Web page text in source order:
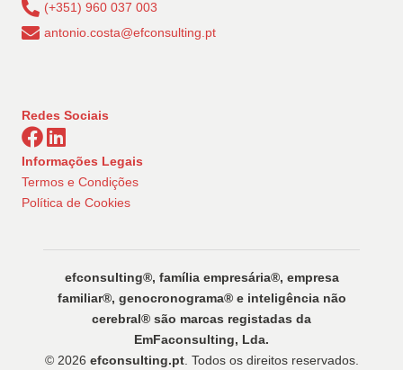
(+351) 960 037 003
antonio.costa@efconsulting.pt
Redes Sociais
Informações Legais
Termos e Condições
Política de Cookies
efconsulting®️, família empresária®️, empresa
familiar®️, genocronograma®️ e inteligência não
cerebral®️ são marcas registadas da
EmFaconsulting, Lda.
© 2026 efconsulting.pt. Todos os direitos reservados.